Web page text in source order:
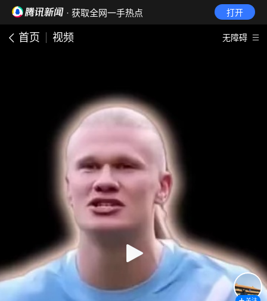
· 获取全网一手热点 打开
首页 视频 无障碍